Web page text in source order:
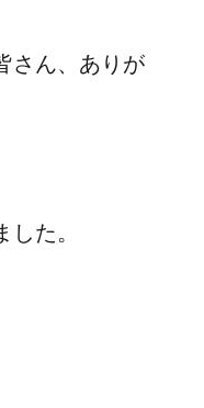
さん、ありが
た。